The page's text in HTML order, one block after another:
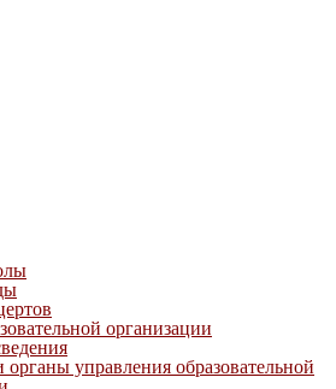
организации
органы управления образовательной